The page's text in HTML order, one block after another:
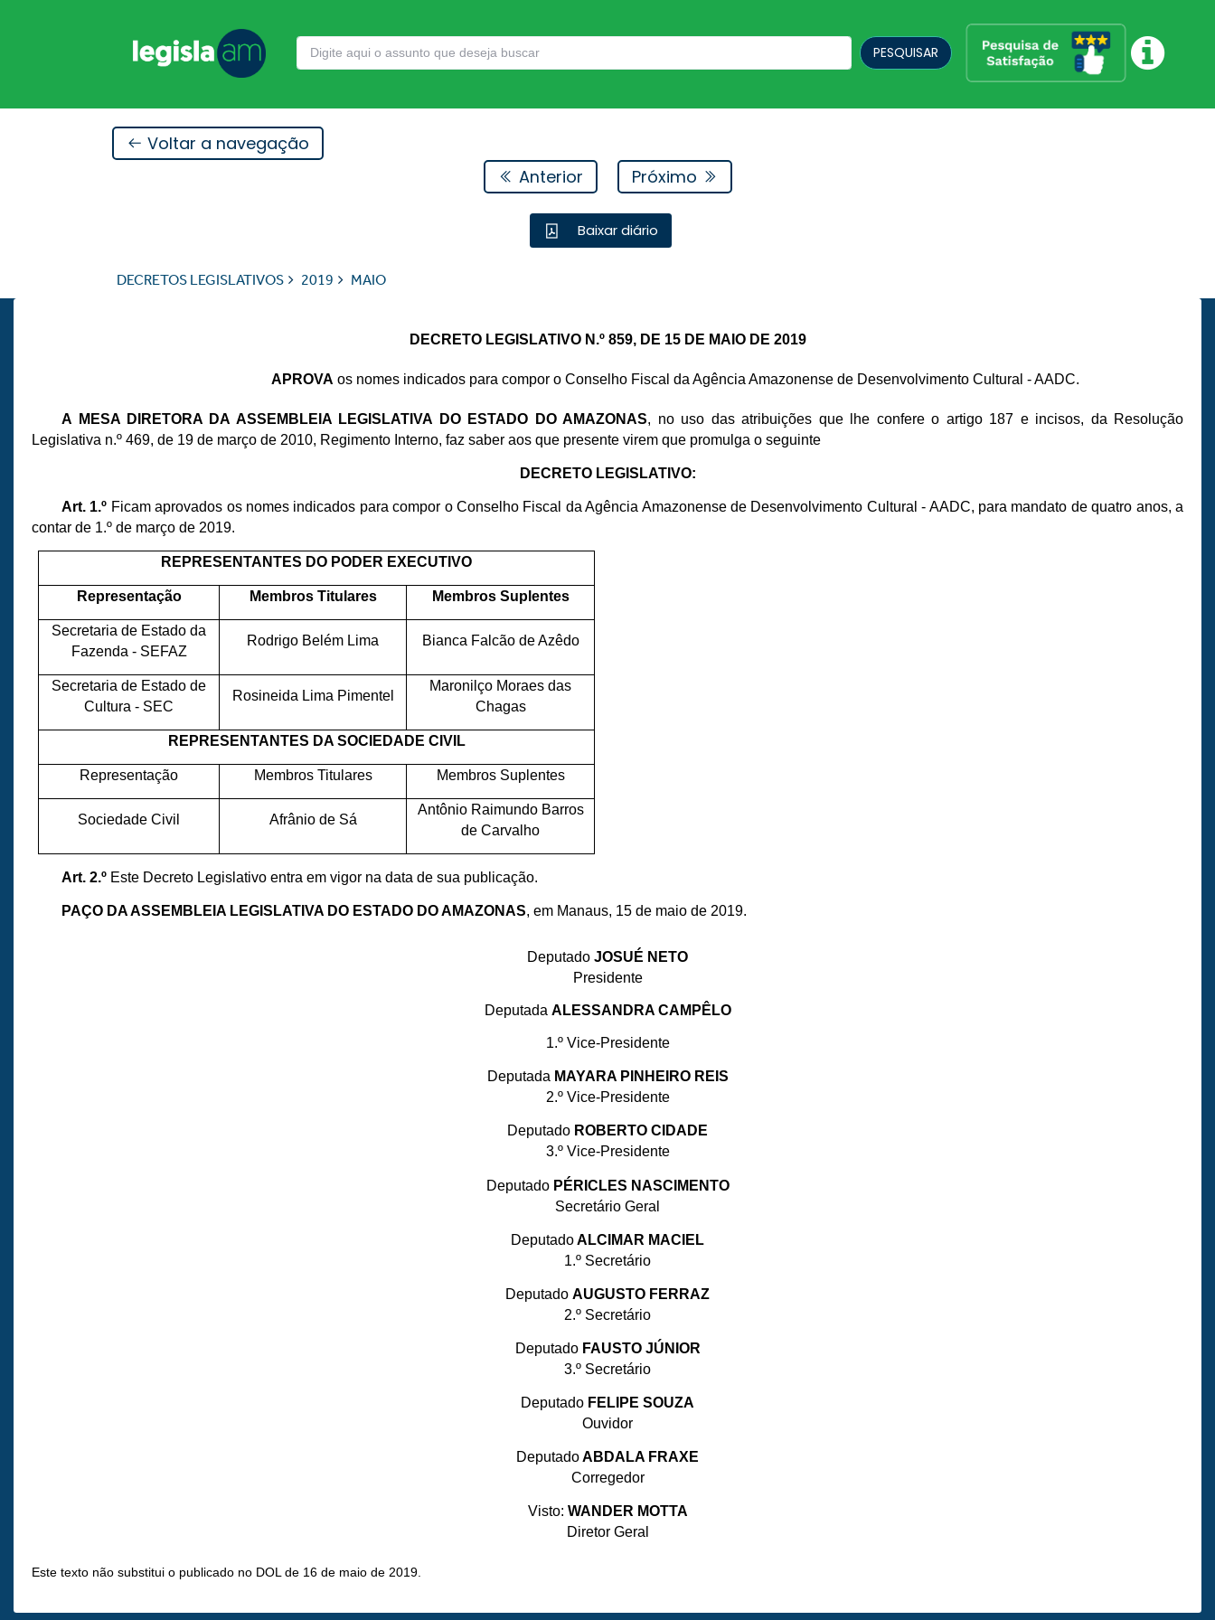
PESQUISAR
Voltar a navegação
Anterior
Próximo
Baixar diário
DECRETOS LEGISLATIVOS 2019 MAIO
DECRETO LEGISLATIVO N.º 859, DE 15 DE MAIO DE 2019
APROVA os nomes indicados para compor o Conselho Fiscal da Agência Amazonense de Desenvolvimento Cultural - AADC.
A MESA DIRETORA DA ASSEMBLEIA LEGISLATIVA DO ESTADO DO AMAZONAS, no uso das atribuições que lhe confere o artigo 187 e incisos, da Resolução
Legislativa n.º 469, de 19 de março de 2010, Regimento Interno, faz saber aos que presente virem que promulga o seguinte
DECRETO LEGISLATIVO:
Art. 1.º Ficam aprovados os nomes indicados para compor o Conselho Fiscal da Agência Amazonense de Desenvolvimento Cultural - AADC, para mandato de quatro anos, a
contar de 1.º de março de 2019.
REPRESENTANTES DO PODER EXECUTIVO
Representação Membros Titulares Membros Suplentes
Secretaria de Estado da
Fazenda - SEFAZ
Rodrigo Belém Lima Bianca Falcão de Azêdo
Secretaria de Estado de
Cultura - SEC
Rosineida Lima Pimentel
Maronilço Moraes das
Chagas
REPRESENTANTES DA SOCIEDADE CIVIL
Representação Membros Titulares Membros Suplentes
Sociedade Civil Afrânio de Sá
Antônio Raimundo Barros
de Carvalho
Art. 2.º Este Decreto Legislativo entra em vigor na data de sua publicação.
PAÇO DA ASSEMBLEIA LEGISLATIVA DO ESTADO DO AMAZONAS, em Manaus, 15 de maio de 2019.
Deputado JOSUÉ NETO
Presidente
Deputada ALESSANDRA CAMPÊLO
1.º Vice-Presidente
DeputadaMAYARA PINHEIRO REIS
2.º Vice-Presidente
Deputado ROBERTO CIDADE
3.º Vice-Presidente
DeputadoPÉRICLES NASCIMENTO
Secretário Geral
DeputadoALCIMAR MACIEL
1.º Secretário
Deputado AUGUSTO FERRAZ
2.º Secretário
DeputadoFAUSTO JÚNIOR
3.º Secretário
Deputado FELIPE SOUZA
Ouvidor
DeputadoABDALA FRAXE
Corregedor
Visto: WANDER MOTTA
Diretor Geral
Este texto não substitui o publicado no DOL de 16 de maio de 2019.